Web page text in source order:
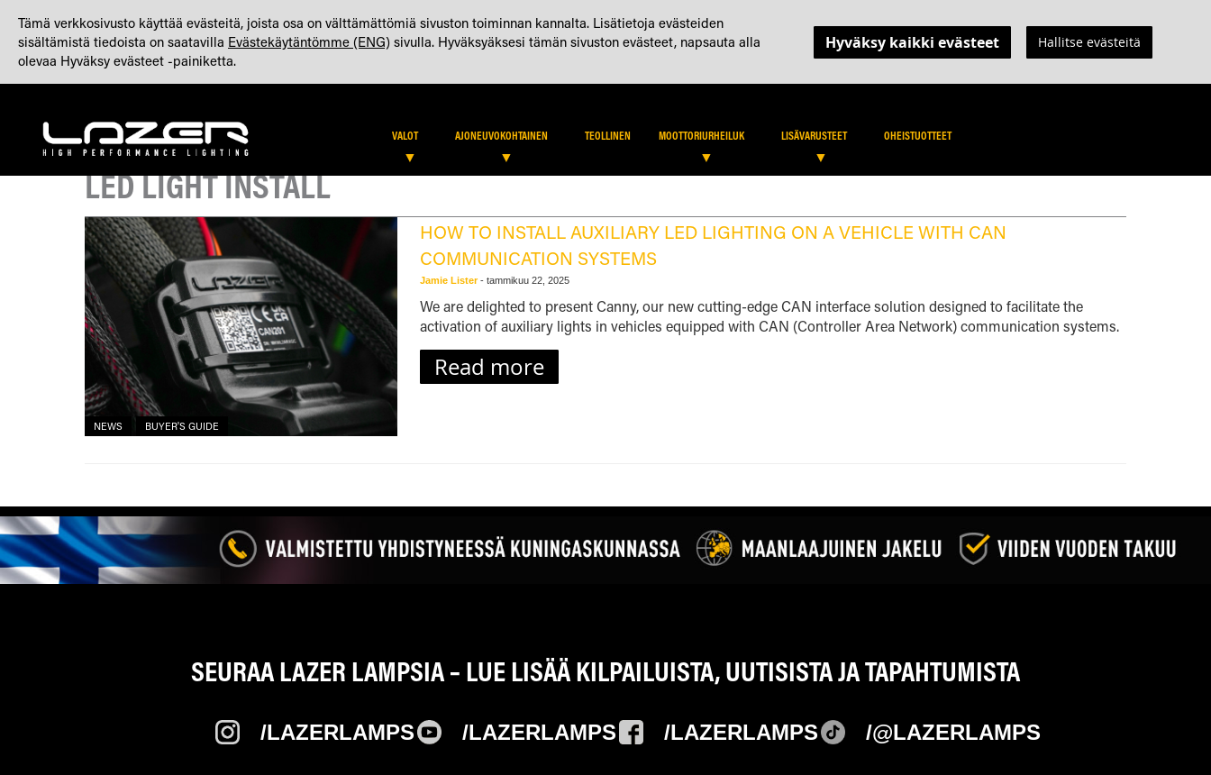
TO
CONTENT
VALMISTETTU YHDISTYNEESSÄ KUNINGASKUNNASSA TIETOJA BLOGI (ENG) OTA YHTEYTTÄ TILI
KIRJAUDU JÄLLEENMYYJÄNÄ
SEARCH
OSTOSKORINI
VALOT AJONEUVOKOHTAINEN TEOLLINEN MOOTTORIURHEILUK LISÄVARUSTEET OHEISTUOTTEET
LED LIGHT INSTALL
NEWS BUYER'S GUIDE
HOW TO INSTALL AUXILIARY LED LIGHTING ON A VEHICLE WITH CAN
COMMUNICATION SYSTEMS
Jamie Lister- tammikuu 22, 2025
We are delighted to present Canny, our new cutting-edge CAN interface solution designed to facilitate the
activation of auxiliary lights in vehicles equipped with CAN (Controller Area Network) communication systems.
Read more
SEURAA LAZER LAMPSIA – LUE LISÄÄ KILPAILUISTA, UUTISISTA JA TAPAHTUMISTA
/LAZERLAMPS /LAZERLAMPS /LAZERLAMPS /@LAZERLAMPS
Tämä verkkosivusto käyttää evästeitä, joista osa on välttämättömiä sivuston toiminnan kannalta. Lisätietoja evästeiden
sisältämistä tiedoista on saatavilla Evästekäytäntömme (ENG) sivulla. Hyväksyäksesi tämän sivuston evästeet, napsauta alla
olevaa Hyväksy evästeet -painiketta.
Hyväksy kaikki evästeet Hallitse evästeitä